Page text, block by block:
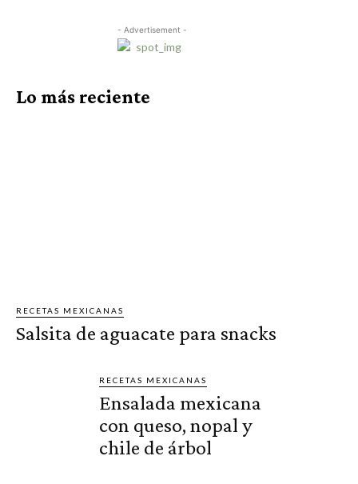
- Advertisement -
Lo más reciente
RECETAS MEXICANAS
Salsita de aguacate para snacks
RECETAS MEXICANAS
Ensalada mexicana
con queso, nopal y
chile de árbol